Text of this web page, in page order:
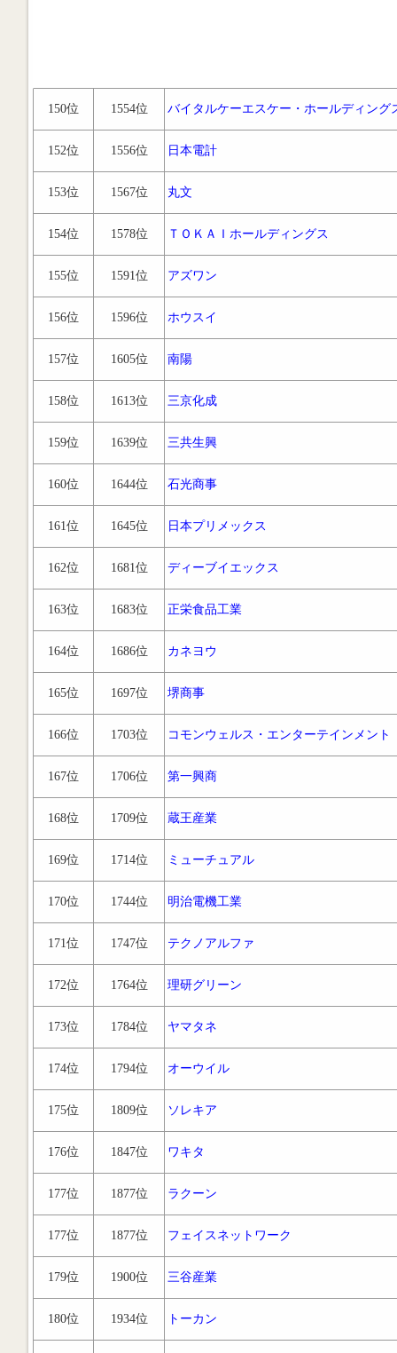
150位 1554位 バイタルケーエスケー・ホールディング
152位 1556位 日本電計
153位 1567位 丸文
154位 1578位 ＴＯＫＡＩホールディングス
155位 1591位 アズワン
156位 1596位 ホウスイ
157位 1605位 南陽
158位 1613位 三京化成
159位 1639位 三共生興
160位 1644位 石光商事
161位 1645位 日本プリメックス
162位 1681位 ディーブイエックス
163位 1683位 正栄食品工業
164位 1686位 カネヨウ
165位 1697位 堺商事
166位 1703位 コモンウェルス・エンターテインメント
167位 1706位 第一興商
168位 1709位 蔵王産業
169位 1714位 ミューチュアル
170位 1744位 明治電機工業
171位 1747位 テクノアルファ
172位 1764位 理研グリーン
173位 1784位 ヤマタネ
174位 1794位 オーウイル
175位 1809位 ソレキア
176位 1847位 ワキタ
177位 1877位 ラクーン
177位 1877位 フェイスネットワーク
179位 1900位 三谷産業
180位 1934位 トーカン